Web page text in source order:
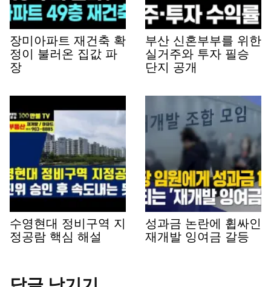
장미아파트 재건축 확
정이 불러온 집값 파
장
부산 신혼부부를 위한
실거주와 투자 필승
단지 공개
수영현대 정비구역 지
정공람 핵심 해설
성과금 논란에 휩싸인
재개발 잉여금 갈등